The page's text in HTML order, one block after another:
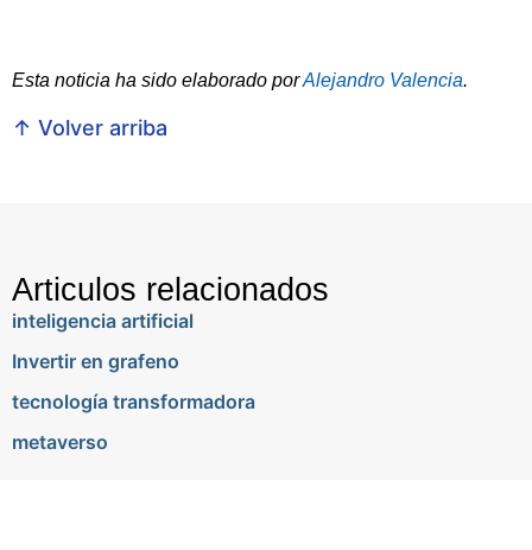
Esta noticia ha sido elaborado porAlejandro Valencia.
↑ Volver arriba
Articulos relacionados
inteligencia artificial
Invertir en grafeno
tecnología transformadora
metaverso